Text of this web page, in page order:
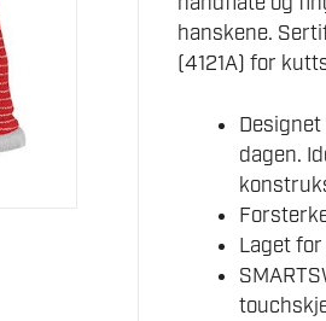
hanskene.
(4121A) for
dagen.
Laget